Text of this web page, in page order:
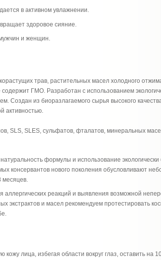
в активном увлажнении.
здоровое сияние.
и женщин.
трав, растительных масел холодного
содержит ГМО. Разработан с использованием
Создан из биоразлагаемого сырья высокого
активностью.
SLS, SLES, сульфатов, фталатов, минеральных
формулы и использование
консервантов нового поколения обусловливают
месяцев.
аллергических реакций и выявления возможной
экстрактов и масел рекомендуем протестировать
лица, избегая области вокруг глаз, оставить на